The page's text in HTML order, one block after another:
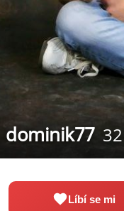
dominik77 32
Líbí se mi